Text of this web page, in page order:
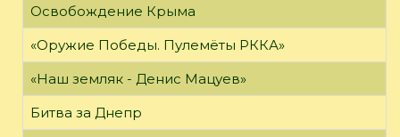
Освобождение Крыма
«Оружие Победы. Пулемёты РККА»
«Наш земляк - Денис Мацуев»
Битва за Днепр